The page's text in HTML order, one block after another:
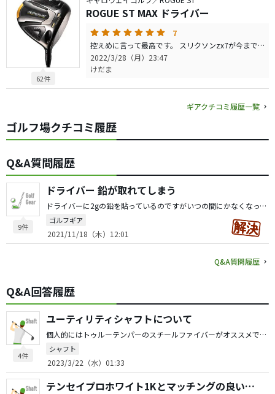
62件
ROGUE ST MAX ドライバー
7
控えめに言って最高です。 スリクソンzx7が今までのエースですがローグ が新エースになりました。 方向性や飛距離の事は他の方々が絶賛してる通りです。 今回ローグは一言で言うと『簡単』です。 OB打つ可能性は低いしパーオン率が以前は10%くらいだったのが先日のラウンドでは3割近くになり念願の90切りを達成できました。自身の練習の成果と思いたい所ですがドライバーの恩恵が大きいと思います笑
2022/3/28（月）23:47
けだま
ギアクチコミ履歴一覧
ゴルフ場クチコミ履歴
Q&A質問履歴
9件
ドライバー 鉛が取れてしまう
ドライバーに2gの鉛を貼っているのですがいつの間にかなくなっていることが多々あります。 鉛が剥がれないようにするオススメの対策はございますか？ グリップ用の両面テープは有効でしょうか？ 剥がすことも想定したいので瞬間接着剤は避けたいと思います。 宜しくお願い致します。
ゴルフギア
2021/11/18（木）12:01
Q&A質問履歴
Q&A回答履歴
4件
ユーティリティシャフトについて
個人的にはトゥルーテンパーのスチールファイバーがオススメです。 （ZXmk2ユーティリティ4番でカスタムオーダーしました。） 理由はスチール感覚の振り心地で球がしっかり上がって止まってくれるからです。 振動数や重さなどはトゥルーテンパーのホームページに載ってるので参考にされては如何でしょうか。 アイアンと同じように振りたい、アイアンより楽になどご自身の要望に合わせて検討してみてください。
シャフト
2023/3/22（水）01:33
テンセイプロホワイト1Kとマッチングの良いアイアンシャフト